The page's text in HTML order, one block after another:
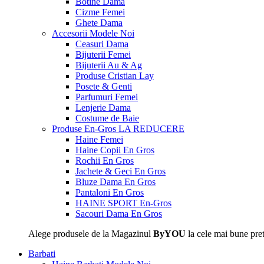
Cizme Femei
Ghete Dama
Accesorii Modele Noi
Ceasuri Dama
Bijuterii Femei
Bijuterii Au & Ag
Produse Cristian Lay
Posete & Genti
Parfumuri Femei
Lenjerie Dama
Costume de Baie
Produse En-Gros LA REDUCERE
Haine Femei
Haine Copii En Gros
Rochii En Gros
Jachete & Geci En Gros
Bluze Dama En Gros
Pantaloni En Gros
HAINE SPORT En-Gros
Sacouri Dama En Gros
Alege produsele de la Magazinul ByYOU la cele mai bune
Barbati